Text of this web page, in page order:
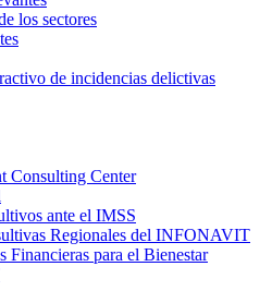
los sectores
de incidencias delictivas
Consulting Center
ante el IMSS
Regionales del INFONAVIT
Financieras para el Bienestar